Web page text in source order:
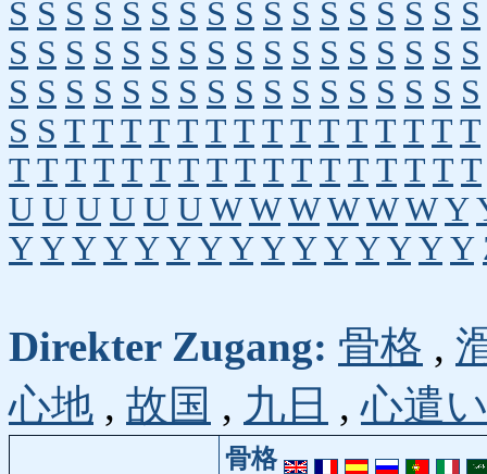
S S S S S S S S S S S S S S S S S
S S S S S S S S S S S S S S S S S
S S S S S S S S S S S S S S S S S
S S T T T T T T T T T T T T T T T
T T T T T T T T T T T T T T T T T
U U U U U U W W W W W W Y
Y Y Y Y Y Y Y Y Y Y Y Y Y Y Y
Direkter Zugang: 骨格 ,
心地 , 故国 , 九日 ,心遣
骨格